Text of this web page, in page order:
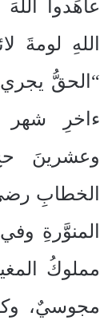
عاهَدوا
اللهِ لومةَ
“الحقُّ
ءاخرِ
وعشرينَ
الخطابِ
المنوَّرةِ
مملوكُ
مجوسيٌ،